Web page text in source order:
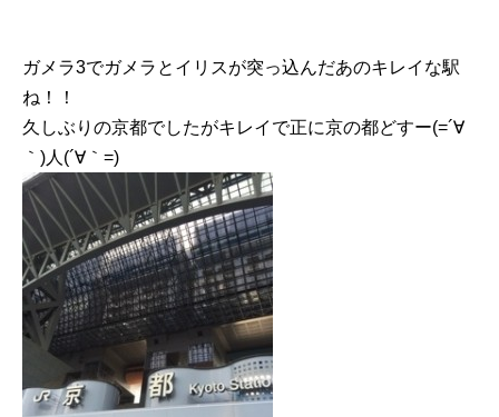
ガメラ3でガメラとイリスが突っ込んだあのキレイな駅
ね︎！！
久しぶりの京都でしたがキレイで正に京の都どすー(=´∀
｀)人(´∀｀=)